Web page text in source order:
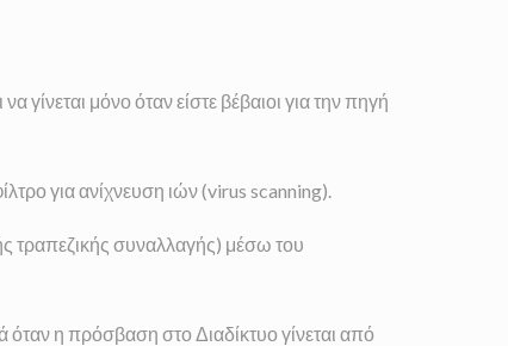
μόνο όταν είστε βέβαιοι για την πηγή
για ανίχνευση ιών (virus scanning).
τραπεζικής συναλλαγής) μέσω του
η πρόσβαση στο Διαδίκτυο γίνεται από